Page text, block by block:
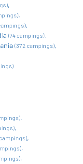
(74 campings)
(372 campings)